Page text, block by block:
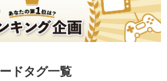
ドタグ一覧